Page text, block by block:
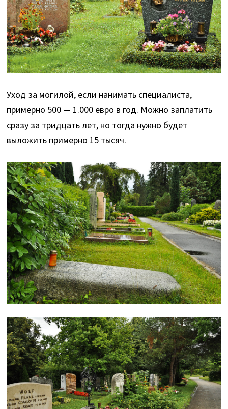
Уход за могилой, если нанимать специалиста,
примерно 500 — 1.000 евро в год. Можно заплатить
сразу за тридцать лет, но тогда нужно будет
выложить примерно 15 тысяч.